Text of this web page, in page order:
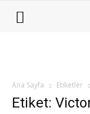
Ana Sayfa Etiketler
Etiket: